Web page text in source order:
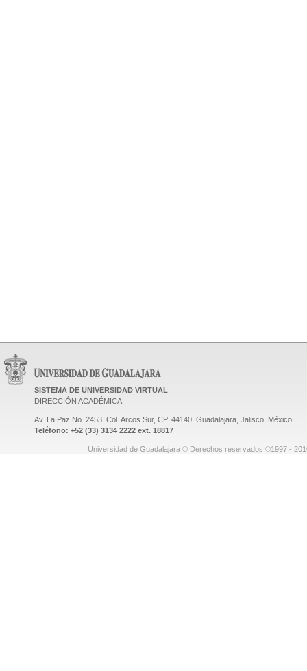
SISTEMA DE UNIVERSIDAD VIRTUAL
DIRECCIÓN ACADÉMICA
Av. La Paz No. 2453, Col. Arcos Sur, CP. 44140, Guadalajara, Jalisco, México.
Teléfono: +52 (33) 3134 2222 ext. 18817
Universidad de Guadalajara © Derechos reservados ©1997 -